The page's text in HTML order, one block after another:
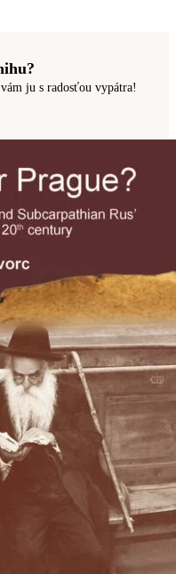
ju s radosťou vypátra!